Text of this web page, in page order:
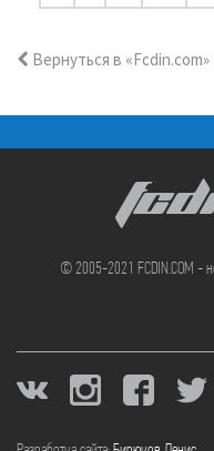
Вернуться в «Fcdin.com»
© 2005-2021 FCDIN.COM -